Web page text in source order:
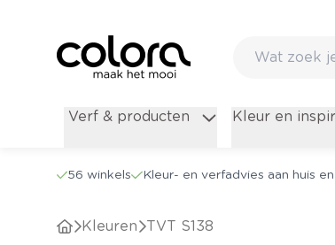
Verf & producten Kleur en
56 winkels Kleur- en verfadvies aan huis
Kleuren TVT S138